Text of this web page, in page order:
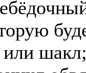
или